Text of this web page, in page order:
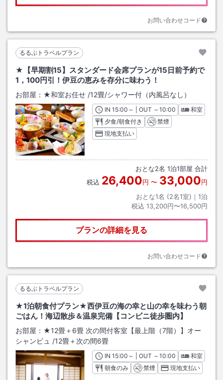
お問い合わせコード
るるぶトラベルプラン
★【早期割15】スタンダード会席プランが15日前予約で
1，100円引！伊豆の恵みを存分に味わう！
お部屋： ★和室お任せ /12畳/シャワー付（内風呂なし）
INチェックイン
15:00 ～ | OUT チェックアウト
～10:00
和室
夕食/朝食付き
禁煙
現地支払い
おとな2名 1泊1部屋 合計
税込 26,400円 〜 33,000円
おとな1名 (2名1室)｜ 1泊
税込 13,200円〜16,500円
プランの詳細を見る
お問い合わせコード
るるぶトラベルプラン
★1泊朝食付プラン★西伊豆の海の幸と山の幸を味わう朝
ごはん！海辺散歩＆温泉完備【コンビニ徒歩圏内】
お部屋： ★12畳＋6畳 次の間付客室【最上階（7階）】オー
シャンビュ /12畳＋次の間6畳
INチェックイン
15:00 ～ | OUT チェックアウト
～10:00
和室
朝食のみ
禁煙 現地支払い